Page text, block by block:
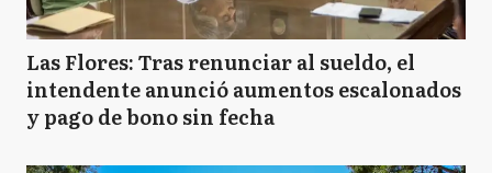
Las Flores: Tras renunciar al sueldo, el
intendente anunció aumentos escalonados
y pago de bono sin fecha